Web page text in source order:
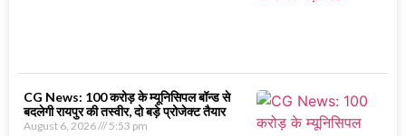
CG News: 100 करोड़ के म्यूनिसिपल बॉन्ड से
बदलेगी रायपुर की तस्वीर, दो बड़े प्रोजेक्ट तैयार
August 6, 2026 5:53 pm